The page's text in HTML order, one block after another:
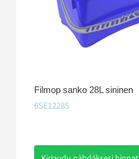
Filmop sanko 28L sininen
6SE1228S